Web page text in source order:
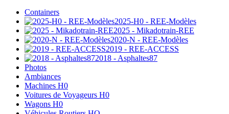
Containers
2025-H0 - REE-Modèles
2025 - Mikadotrain-REE
2020-N - REE-Modèles
2019 - REE-ACCESS
2018 - Asphaltes87
Photos
Ambiances
Machines H0
Voitures de Voyageurs H0
Wagons H0